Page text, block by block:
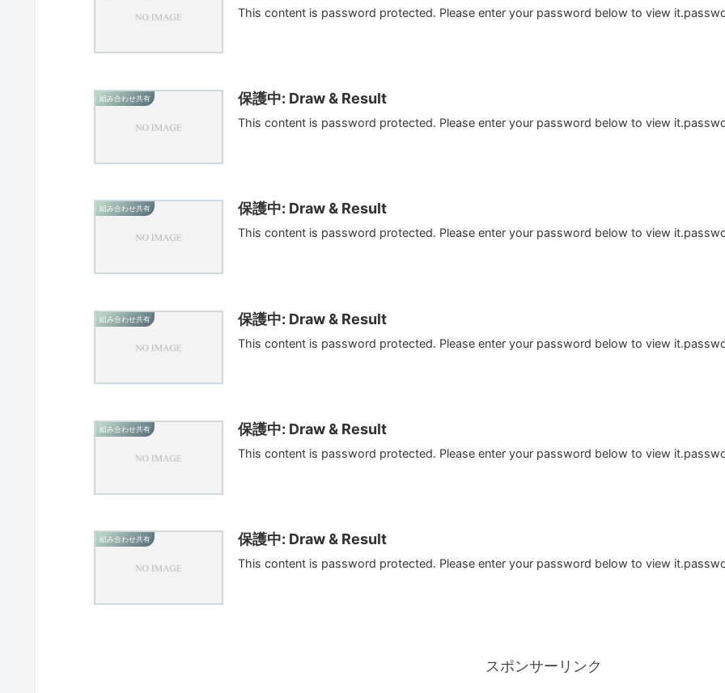
This content is password protected. Please enter your password below to view
組み合わせ共有 保護中: Draw & Result
This content is password protected. Please enter your password below to view
組み合わせ共有 保護中: Draw & Result
This content is password protected. Please enter your password below to view
組み合わせ共有 保護中: Draw & Result
This content is password protected. Please enter your password below to view
組み合わせ共有 保護中: Draw & Result
This content is password protected. Please enter your password below to view
組み合わせ共有 保護中: Draw & Result
This content is password protected. Please enter your password below to view
スポンサーリンク